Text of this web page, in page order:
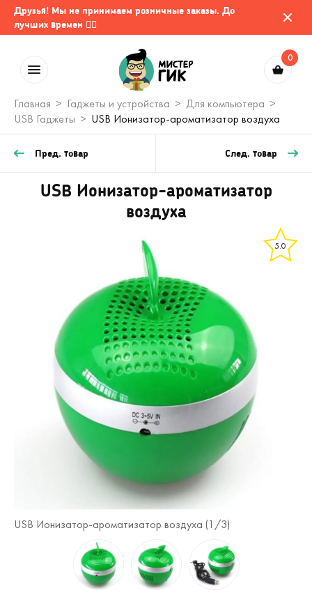
Друзья! Мы не принимаем розничные заказы. До
лучших времен 🤷‍♂️
0
Главная Гаджеты и устройства
Для компьютера
USB Гаджеты
USB Ионизатор-ароматизатор воздуха
Пред. товар След. товар
USB Ионизатор-ароматизатор
воздуха
5.0
USB Ионизатор-ароматизатор воздуха (1 /3)